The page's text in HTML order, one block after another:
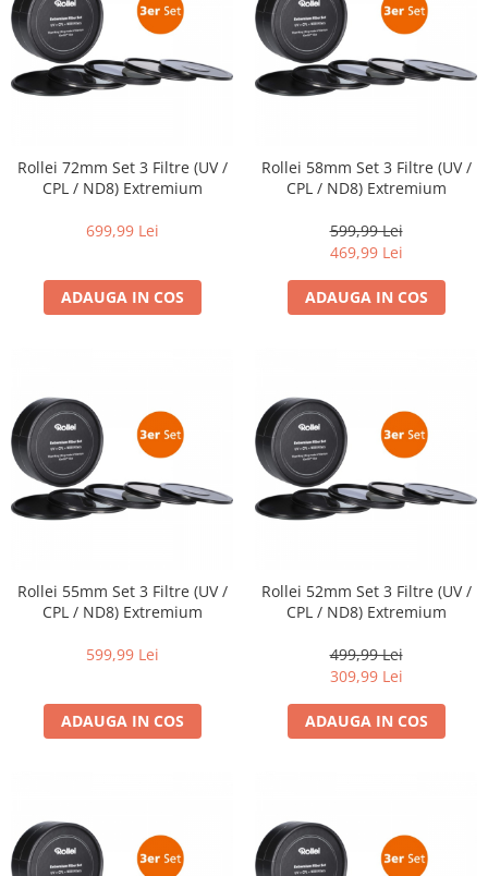
Cabluri
Carcase de tip Cage, pentru
integrare in sisteme video
complexe
Microfoane / Reportofoane
Transmitator de fisiere fara fir
Vizor
Genti foto
Genti Holster TopLoader
Genti, Troller Video
Rucsacuri Foto
Hamuri si Centuri foto
Hand Strap / Grip
Troller
Video / Camere si accesorii
Camere video profesionale
Rollei 72mm Set 3 Filtre (UV /
CPL / ND8) Extremium
699,99 Lei
ADAUGA IN COS
Rollei 58mm Set 3 Filtre (UV /
CPL / ND8) Extremium
599,99 Lei
469,99 Lei
ADAUGA IN COS
Rollei 55mm Set 3 Filtre (UV /
CPL / ND8) Extremium
599,99 Lei
ADAUGA IN COS
Rollei 52mm Set 3 Filtre (UV /
CPL / ND8) Extremium
499,99 Lei
309,99 Lei
ADAUGA IN COS